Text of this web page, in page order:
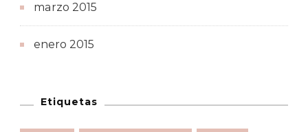
marzo 2015
enero 2015
Etiquetas